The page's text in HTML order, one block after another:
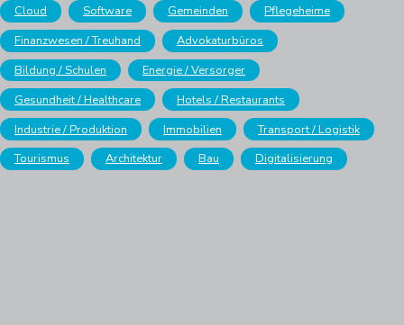
Cloud Software Gemeinden
Pflegeheime
Finanzwesen / Treuhand
Advokaturbüros
Bildung / Schulen
Energie / Versorger
Gesundheit / Healthcare
Hotels / Restaurants
Industrie / Produktion
Immobilien
Transport / Logistik
Tourismus
Architektur Bau Digitalisierung